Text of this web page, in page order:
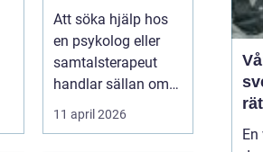
och du behöver
prata med
någon
Att söka hjälp hos
en psykolog eller
samtalsterapeut
handlar sällan om
att vara svag....
11 april 2026